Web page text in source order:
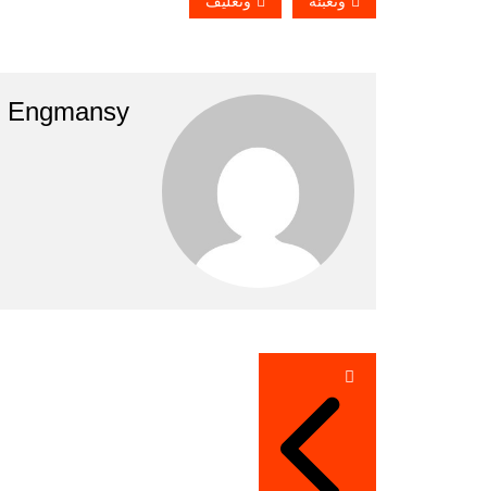
Engmansy
تصفّح
المقالات